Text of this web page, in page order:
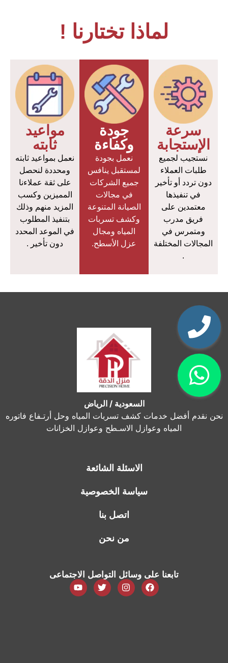
لماذا تختارنا !
سرعة
الإستجابة
نستجيب لجميع
طلبات العملاء
دون تردد أو تأخير
في تنفيذها
معتمدين على
فريق مدرب
ومتمرس في
المجالات المختلفة
.
جودة
وكفاءة
نعمل بجودة
لمستقبل ينافس
جميع الشركات
في مجالات
الصيانة المتنوعة
وكشف تسربات
المياه ومجال
عزل الأسطح.
مواعيد
ثابته
نعمل بمواعيد ثابته
ومحددة لنحصل
على ثقة عملاءنا
المميزين وكسب
المزيد منهم وذلك
بتنفيذ المطلوب
في الموعد المحدد
دون تأخير .
السعودية / الرياض
نحن نقدم أفضل خدمات كشف تسربات المياه وحل أرتـفاع فاتوره
المياه وعوازل الاسـطح وعوازل الخزانات
الاسئلة الشائعة
سياسة الخصوصية
اتصل بنا
من نحن
تابعنا على وسائل التواصل الاجتماعى